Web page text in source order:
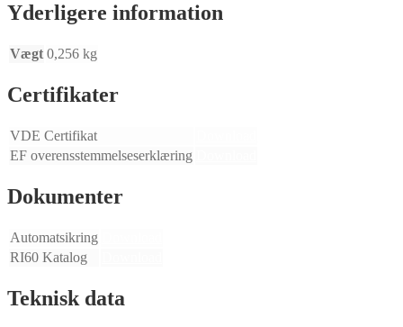
Yderligere information
Vægt 0,256 kg
Certifikater
VDE Certifikat
EF overensstemmelseserklæring
Dokumenter
Automatsikring
RI60 Katalog
Teknisk data